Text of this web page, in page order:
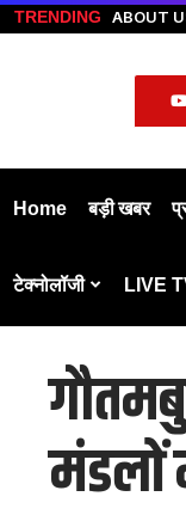
TRENDING ABOUT
Home बड़ी खबर
टेक्नोलॉजी LIVE
मंडलों